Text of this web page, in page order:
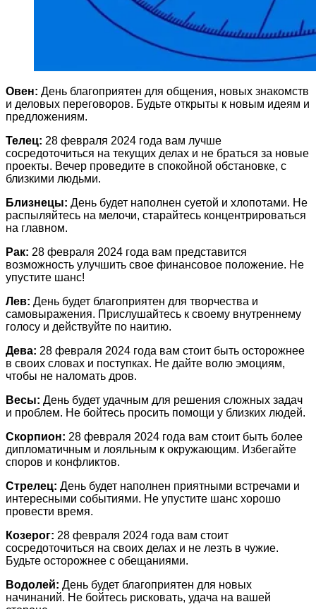
Овен: День благоприятен для общения, новых знакомств
и деловых переговоров. Будьте открыты к новым идеям и
предложениям.
Телец: 28 февраля 2024 года вам лучше
сосредоточиться на текущих делах и не браться за новые
проекты. Вечер проведите в спокойной обстановке, с
близкими людьми.
Близнецы: День будет наполнен суетой и хлопотами. Не
распыляйтесь на мелочи, старайтесь концентрироваться
на главном.
Рак: 28 февраля 2024 года вам представится
возможность улучшить свое финансовое положение. Не
упустите шанс!
Лев: День будет благоприятен для творчества и
самовыражения. Прислушайтесь к своему внутреннему
голосу и действуйте по наитию.
Дева: 28 февраля 2024 года вам стоит быть осторожнее
в своих словах и поступках. Не дайте волю эмоциям,
чтобы не наломать дров.
Весы: День будет удачным для решения сложных задач
и проблем. Не бойтесь просить помощи у близких людей.
Скорпион: 28 февраля 2024 года вам стоит быть более
дипломатичным и лояльным к окружающим. Избегайте
споров и конфликтов.
Стрелец: День будет наполнен приятными встречами и
интересными событиями. Не упустите шанс хорошо
провести время.
Козерог: 28 февраля 2024 года вам стоит
сосредоточиться на своих делах и не лезть в чужие.
Будьте осторожнее с обещаниями.
Водолей: День будет благоприятен для новых
начинаний. Не бойтесь рисковать, удача на вашей